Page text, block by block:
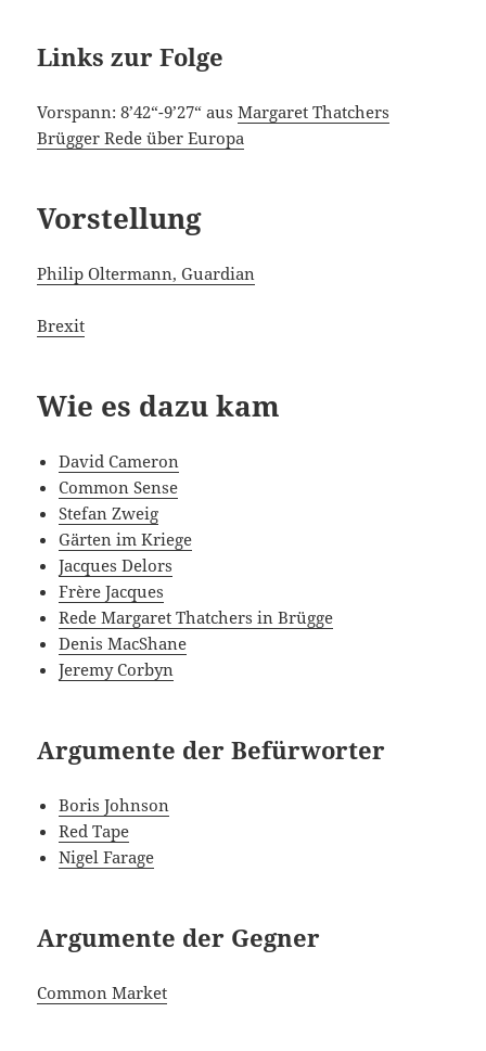
Links zur Folge
Vorspann: 8’42“-9’27“ ausMargaret Thatchers
Brügger Rede über Europa
Vorstellung
Philip Oltermann, Guardian
Brexit
Wie es dazu kam
David Cameron
Common Sense
Stefan Zweig
Gärten im Kriege
Jacques Delors
Frère Jacques
Rede Margaret Thatchers in Brügge
Denis MacShane
Jeremy Corbyn
Argumente der Befürworter
Boris Johnson
Red Tape
Nigel Farage
Argumente der Gegner
Common Market